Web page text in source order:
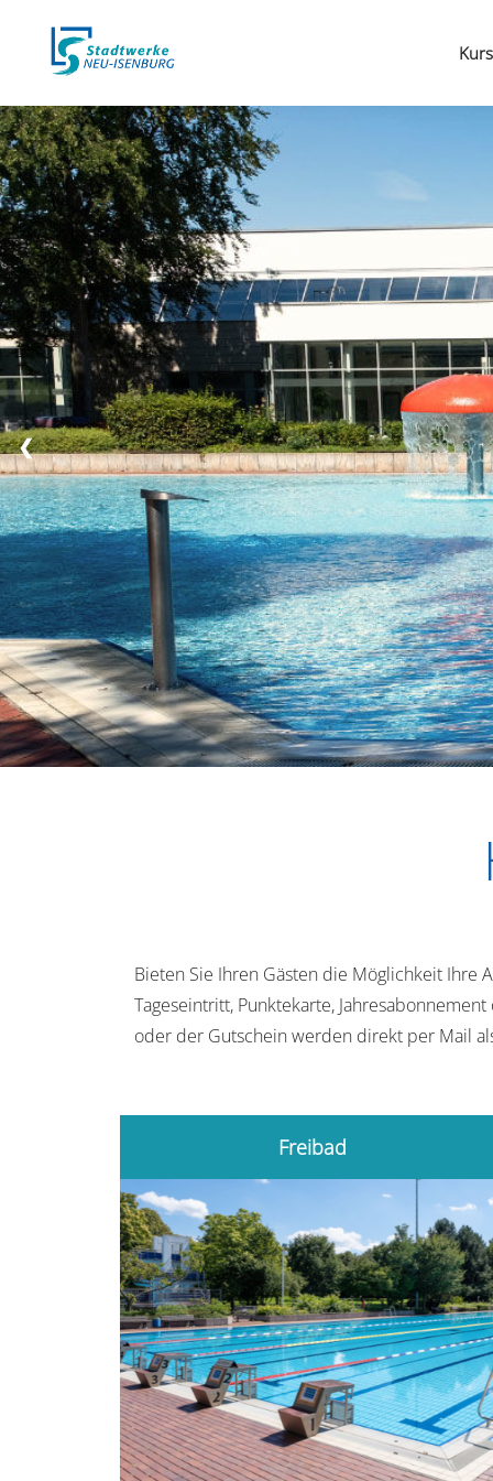
❮
Bieten Sie Ihren Gästen die Möglichkeit Ihre
Tageseintritt, Punktekarte,
oder der Gutschein werden direkt per Mail
Freibad